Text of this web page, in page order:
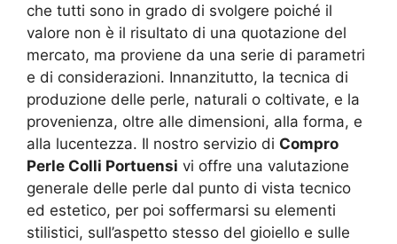
che tutti sono in grado di svolgere poiché il
valore non è il risultato di una quotazione del
mercato, ma proviene da una serie di parametri
e di considerazioni. Innanzitutto, la tecnica di
produzione delle perle, naturali o coltivate, e la
provenienza, oltre alle dimensioni, alla forma, e
alla lucentezza. Il nostro servizio di Compro
Perle Colli Portuensi vi offre una valutazione
generale delle perle dal punto di vista tecnico
ed estetico, per poi soffermarsi su elementi
stilistici, sull’aspetto stesso del gioiello e sulle